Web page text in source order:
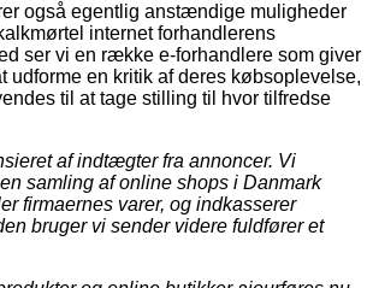
også egentlig anstændige muligheder
internet forhandlerens
ser vi en række e-forhandlere som giver
udforme en kritik af deres købsoplevelse,
til at tage stilling til hvor tilfredse
af indtægter fra annoncer. Vi
samling af online shops i Danmark
firmaernes varer, og indkasserer
bruger vi sender videre fuldfører et